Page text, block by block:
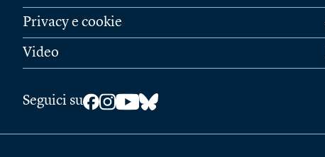
Privacy e cookie
Video
Seguici su